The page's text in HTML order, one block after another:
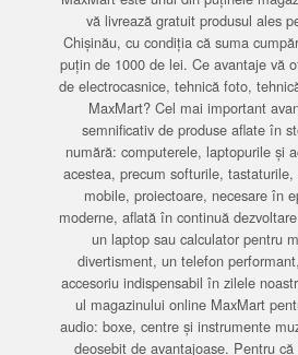
vă livrează gratuit produsul ales
Chișinău, cu condiția că suma
puțin de 1000 de lei. Ce avantaje vă
de electrocasnice, tehnică foto,
MaxMart? Cel mai important
semnificativ de produse aflate în
numără: computerele, laptopurile și
acestea, precum softurile,
mobile, proiectoare, necesare în
moderne, aflată în continuă
un laptop sau calculator pentru
divertisment, un telefon
accesoriu indispensabil în zilele
ul magazinului online MaxMart
audio: boxe, centre și instrumente
deosebit de avantajoase. Pentru